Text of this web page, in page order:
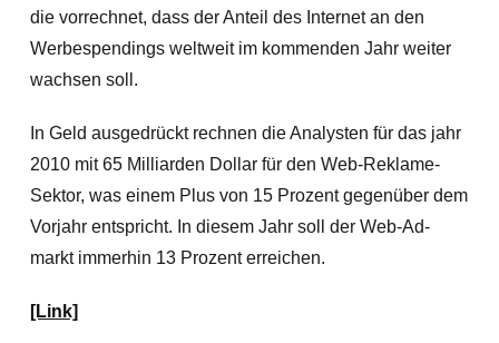
die vorrechnet, dass der Anteil des Internet an den
Werbespendings weltweit im kommenden Jahr weiter
wachsen soll.
In Geld ausgedrückt rechnen die Analysten für das jahr
2010 mit 65 Milliarden Dollar für den Web-Reklame-
Sektor, was einem Plus von 15 Prozent gegenüber dem
Vorjahr entspricht. In diesem Jahr soll der Web-Ad-
markt immerhin 13 Prozent erreichen.
[Link]